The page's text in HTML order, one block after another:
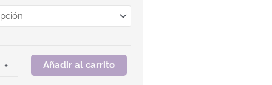
+ Añadir al carrito